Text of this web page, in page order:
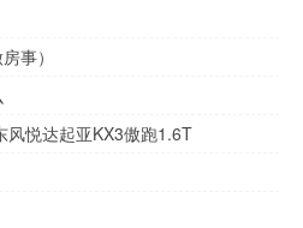
事）
风悦达起亚KX3傲跑1.6T